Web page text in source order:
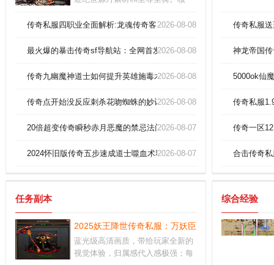
就能同宿敌联手冲击青龙要塞。关
前务必检查装备耐久和药品库存。
传奇私服四职业全面解析:龙魂传奇客户端速成法师火墙术
2026-08-08
最火爆的暴击传奇sf导航站：全网首发，汇聚传奇巅峰圣地！
2026-08-08
传奇九幽魔神道士如何提升英雄施毒术威力？
2026-08-08
传奇点开始没反应刺杀花吻蜘蛛的妙计！2026-08-08
20倍超变传奇瞬秒赤月恶魔的禁忌法门！2026-08-07
2024怀旧版传奇五步速成道士噬血术释放精髓
2026-08-07
传奇私服
神龙帝国
5000ok仙
传奇私服
传奇一区
合击传奇
任务副本
2025妖王降世传奇私服：万妖臣服，九霄动荡，重
蓝光级高清画质，带给玩家全新的
视觉体验，归属感代入感极强；每
综合经验